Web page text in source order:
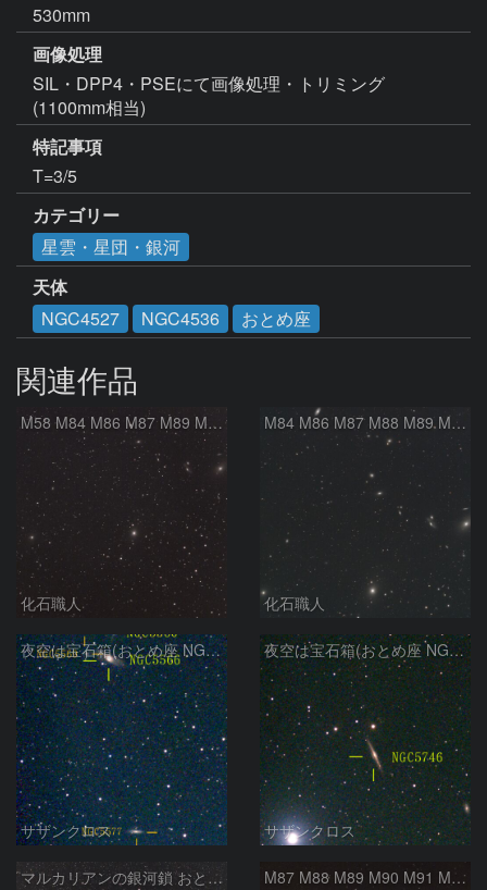
530mm
画像処理
SIL・DPP4・PSEにて画像処理・トリミング
(1100mm相当)
特記事項
カテゴリー
星雲・星団・銀河
天体
NGC4527
NGC4536 おとめ座
関連作品
M58 M84 M86 M87 M89 M90 マルカリアンの銀河鎖 おとめ座 かみのけ座
化石職人
M84 M86 M87 M88 M89 M90 M91 マルカリアンの銀河鎖 おとめ座 かみのけ座
化石職人
夜空は宝石箱(おとめ座 NGC5566) Seestar50
サザンクロス
夜空は宝石箱(おとめ座 NGC5746) Seestar50
サザンクロス
マルカリアンの銀河鎖 おとめ座・ かみのけ座の銀河 M87 M88 M89 M90 M91 M100 マルカリアンの銀河鎖 おとめ座 かみのけ座